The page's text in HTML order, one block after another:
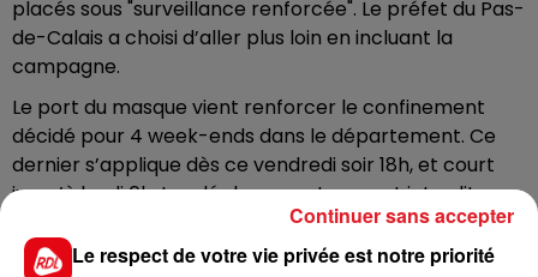
placés sous "surveillance renforcée". Le préfet du Pas-
de-Calais a choisi d’aller plus loin en incluant la
campagne.
Le port du masque vient renforcer le confinement
décidé pour 4 week-ends dans le département. Ce
dernier s’applique dès ce vendredi soir 18h, et court
jusqu’à lundi 6h. Les déplacements seront interdits,
sauf exceptions et à condition d’êtremuni d’une
attestation.Le respect de votre vie privée est notre priorité
Continuer sans accepter